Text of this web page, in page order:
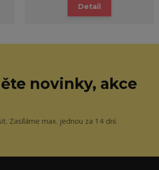
Detail
novinky, akce
Zasíláme max. jednou za 14 dní.